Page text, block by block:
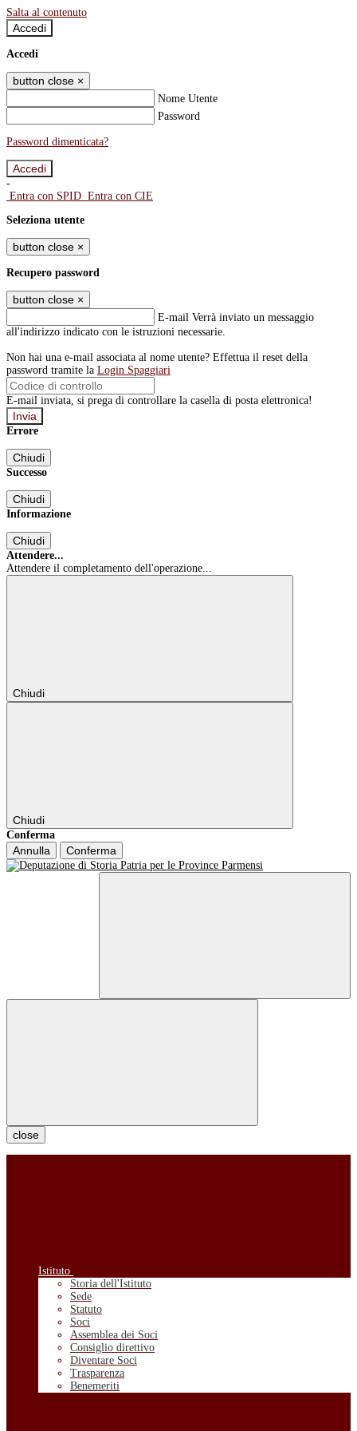
Salta al contenuto
Accedi
Accedi
button close ×
Nome Utente
Password
Password dimenticata?
-
Entra con SPID Entra con CIE
Seleziona utente
button close ×
Recupero password
button close ×
E-mail Verrà inviato un messaggio
all'indirizzo indicato con le istruzioni necessarie.
Non hai una e-mail associata al nome utente? Effettua il reset della
password tramite la Login Spaggiari
E-mail inviata, si prega di controllare la casella di posta elettronica!
Errore
Chiudi
Successo
Chiudi
Informazione
Chiudi
Attendere...
Attendere il completamento dell'operazione...
Chiudi
Chiudi
Conferma
Annulla Conferma
close
Istituto
Storia dell'Istituto
Sede
Statuto
Soci
Assemblea dei Soci
Consiglio direttivo
Diventare Soci
Trasparenza
Benemeriti